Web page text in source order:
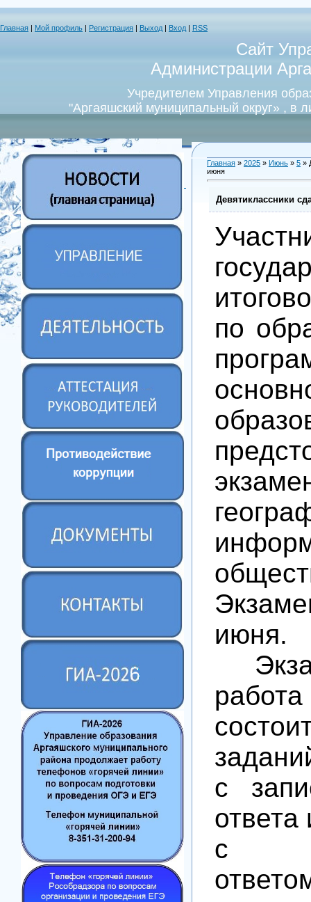
Главная Мой профиль Регистрация Выход Вход RSS
Сайт
Администрации
Учредителем Управления
"Аргаяшский муниципальный округ» , в
Главная » 2025 » Июнь » 5 »
июня
Девятиклассники
по
июня.
с
ответа
с